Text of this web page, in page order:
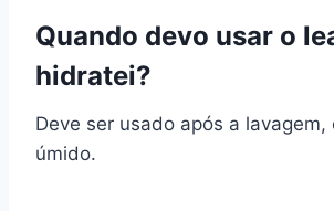
Quando devo usar o
hidratei?
Deve ser usado após a lavagem,
úmido.